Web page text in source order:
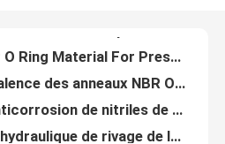
B2401 couleur noire de joints circulaires d'OIN 3601 NBR pour les pompes à engrenages hydrauliques